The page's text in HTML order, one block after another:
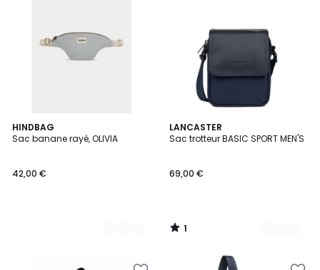
HINDBAG
Sac banane rayé, OLIVIA
42,00 €
3
Couleurs
LANCASTER
Sac trotteur BASIC SPORT MEN'S
69,00 €
1
/
2
Couleurs
1
/